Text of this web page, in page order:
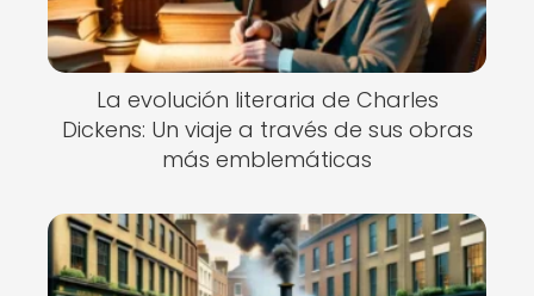
La evolución literaria de Charles
Dickens: Un viaje a través de sus obras
más emblemáticas